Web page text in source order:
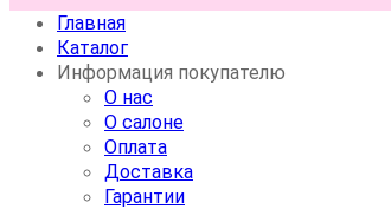
Главная
Каталог
Информация покупателю
О нас
О салоне
Оплата
Доставка
Гарантии